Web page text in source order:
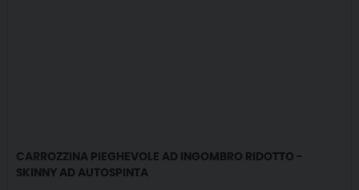
CARROZZINA PIEGHEVOLE AD INGOMBRO RIDOTTO -
SKINNY AD AUTOSPINTA